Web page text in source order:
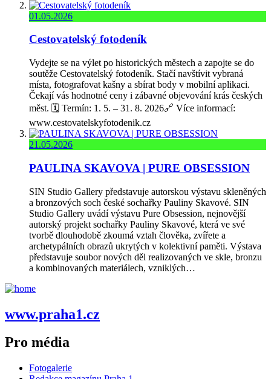
01.05.2026
Cestovatelský fotodeník
Vydejte se na výlet po historických městech a zapojte se do
soutěže Cestovatelský fotodeník. Stačí navštívit vybraná
místa, fotografovat kašny a sbírat body v mobilní aplikaci.
Čekají vás hodnotné ceny i zábavné objevování krás českých
měst. 🗓️ Termín: 1. 5. – 31. 8. 2026🔗 Více informací:
www.cestovatelskyfotodenik.cz
21.05.2026
PAULINA SKAVOVA | PURE OBSESSION
SIN Studio Gallery představuje autorskou výstavu skleněných
a bronzových soch české sochařky Pauliny Skavové. SIN
Studio Gallery uvádí výstavu Pure Obsession, nejnovější
autorský projekt sochařky Pauliny Skavové, která ve své
tvorbě dlouhodobě zkoumá vztah člověka, zvířete a
archetypálních obrazů ukrytých v kolektivní paměti. Výstava
představuje soubor nových děl realizovaných ve skle, bronzu
a kombinovaných materiálech, vzniklých…
www.praha1.cz
Pro média
Fotogalerie